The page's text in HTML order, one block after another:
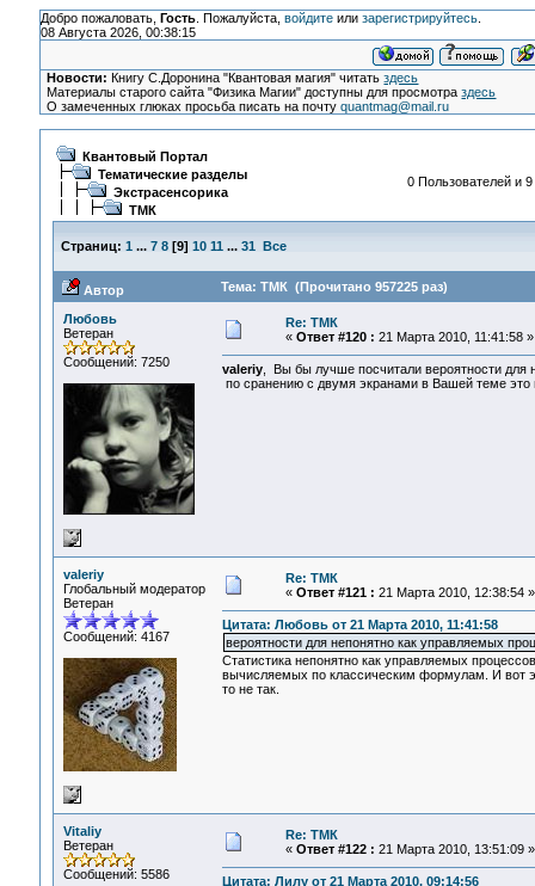
Добро пожаловать, Гость. Пожалуйста, войдитеили зарегистрируйтесь.
08 Августа 2026, 00:38:15
Новости: Книгу С.Доронина "Квантовая магия" читатьздесь
Материалы старого сайта "Физика Магии" доступны для просмотраздесь
О замеченных глюках просьба писать на почтуquantmag@mail.ru
Квантовый Портал
Тематические разделы
Экстрасенсорика
ТМК
0 Пользователей и
Страниц: 1 ... 7 8[9] 10 11 ... 31 Все
Автор Тема: ТМК (Прочитано 957225 раз)
Любовь
Ветеран
Сообщений: 7250
Re: ТМК
« Ответ #120 : 21 Марта 2010, 11:41:58 »
valeriy, Вы бы лучше посчитали вероятности для
по сранению с двумя экранами в Вашей теме это
valeriy
Глобальный модератор
Ветеран
Сообщений: 4167
Re: ТМК
« Ответ #121 : 21 Марта 2010, 12:38:54 »
Цитата: Любовь от 21 Марта 2010, 11:41:58
вероятности для непонятно как управляемых
Статистика непонятно как управляемых
вычисляемых по классическим формулам. И вот
то не так.
Vitaliy
Ветеран
Сообщений: 5586
Re: ТМК
« Ответ #122 : 21 Марта 2010, 13:51:09 »
Цитата: Лилу от 21 Марта 2010, 09:14:56